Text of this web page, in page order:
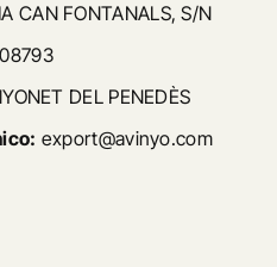
CAN FONTANALS, S/N
08793
DEL PENEDÈS
export@avinyo.com